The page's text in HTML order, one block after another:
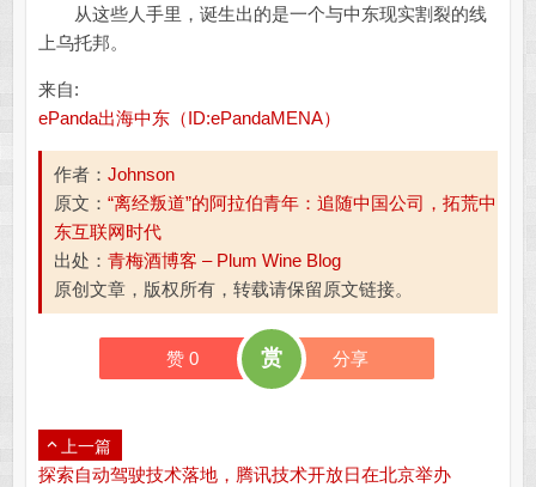
从这些人手里，诞生出的是一个与中东现实割裂的线
上乌托邦。
来自:
ePanda出海中东（ID:ePandaMENA）
作者： Johnson
原文： “离经叛道”的阿拉伯青年：追随中国公司，拓荒中
东互联网时代
出处： 青梅酒博客 – Plum Wine Blog
原创文章，版权所有，转载请保留原文链接。
赞 0 赏 分享
上一篇
探索自动驾驶技术落地，腾讯技术开放日在北京举办